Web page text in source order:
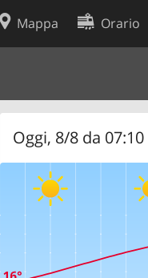
Mappa Orario
Oggi, 8/8 da 07:10